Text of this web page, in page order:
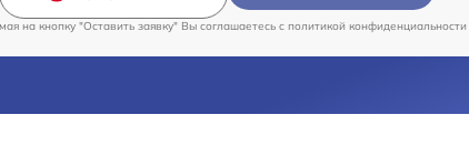
на кнопку "Оставить заявку" Вы соглашаетесь c политикой конфиденциальности